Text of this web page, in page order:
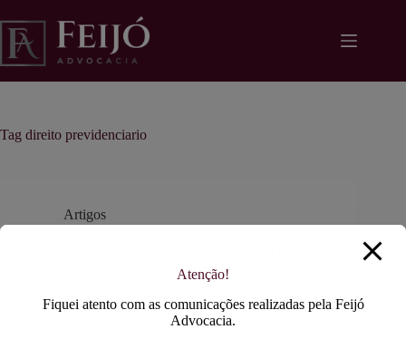
para
conteúdo
Tag direito previdenciario
Artigos
Atenção!
Fiquei atento com as comunicações realizadas pela Feijó
Advocacia.